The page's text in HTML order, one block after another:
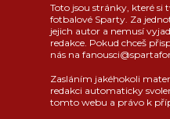
Toto jsou stránky, které si
fotbalové Sparty. Za
jejich autor a nemusí
redakce. Pokud chceš
nás na
Zasláním jakéhokoli
redakci automaticky
tomto webu a právo k